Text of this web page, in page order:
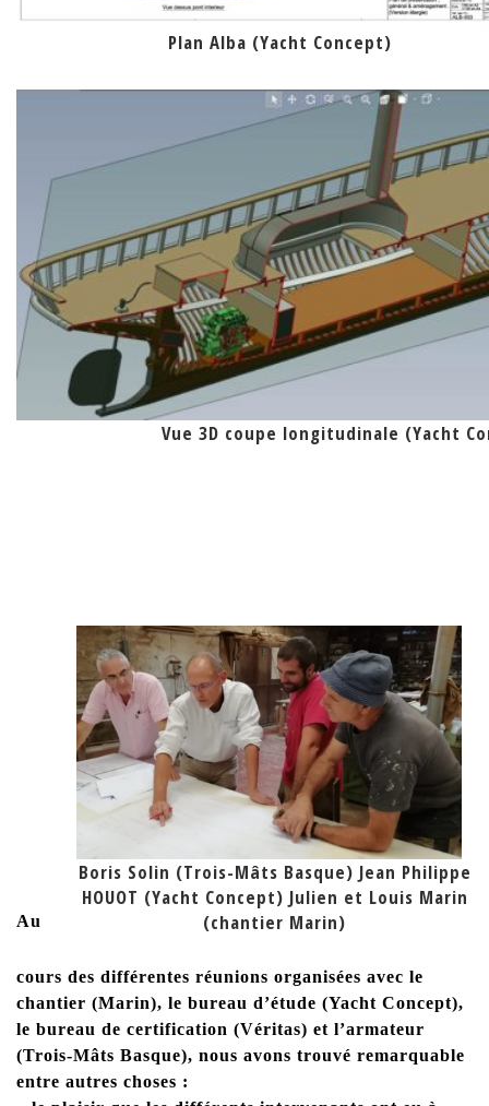
Plan Alba (Yacht Concept)
Vue 3D coupe longitudinale (Yacht
Boris Solin (Trois-Mâts Basque) Jean Philippe
HOUOT (Yacht Concept) Julien et Louis Marin
(chantier Marin)
Au
cours des différentes réunions organisées avec le
chantier (Marin), le bureau d’étude (Yacht Concept),
le bureau de certification (Véritas) et l’armateur
(Trois-Mâts Basque), nous avons trouvé remarquable
entre autres choses :